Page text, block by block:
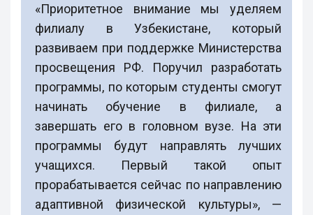
«Приоритетное внимание мы уделяем
филиалу в Узбекистане, который
развиваем при поддержке Министерства
просвещения РФ. Поручил разработать
программы, по которым студенты смогут
начинать обучение в филиале, а
завершать его в головном вузе. На эти
программы будут направлять лучших
учащихся. Первый такой опыт
прорабатывается сейчас по направлению
адаптивной физической культуры», —